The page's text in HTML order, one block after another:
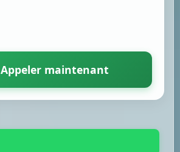
Appeler maintenant